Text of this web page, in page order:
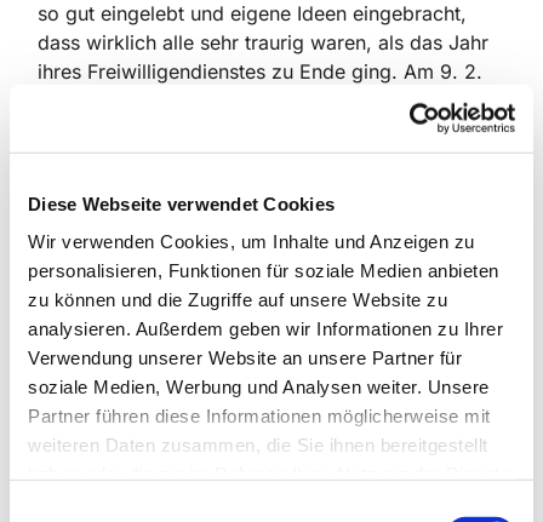
Diese Webseite verwendet Cookies
Wir verwenden Cookies, um Inhalte und Anzeigen zu
personalisieren, Funktionen für soziale Medien anbieten
zu können und die Zugriffe auf unsere Website zu
analysieren. Außerdem geben wir Informationen zu Ihrer
Verwendung unserer Website an unsere Partner für
soziale Medien, Werbung und Analysen weiter. Unsere
Partner führen diese Informationen möglicherweise mit
weiteren Daten zusammen, die Sie ihnen bereitgestellt
so gut eingelebt und eigene Ideen eingebracht,
dass wirklich alle sehr traurig waren, als das Jahr
ihres Freiwilligendienstes zu Ende ging. Am 9. 2.
wurde sie in der Halle von allen Kindern und
Erzieherinnen verabschiedet. Die Kinder haben für
sie gesungen und von den Eltern bekam sie zur
dem sie auf dem Bild gerade blättert. Zuletzt
bekam sie noch einen Reisesegen mit auf den
Weg. Danke für ein schönes Jahr, Sofía!